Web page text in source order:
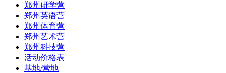
郑州研学营
郑州英语营
郑州体育营
郑州艺术营
郑州科技营
活动价格表
基地/营地